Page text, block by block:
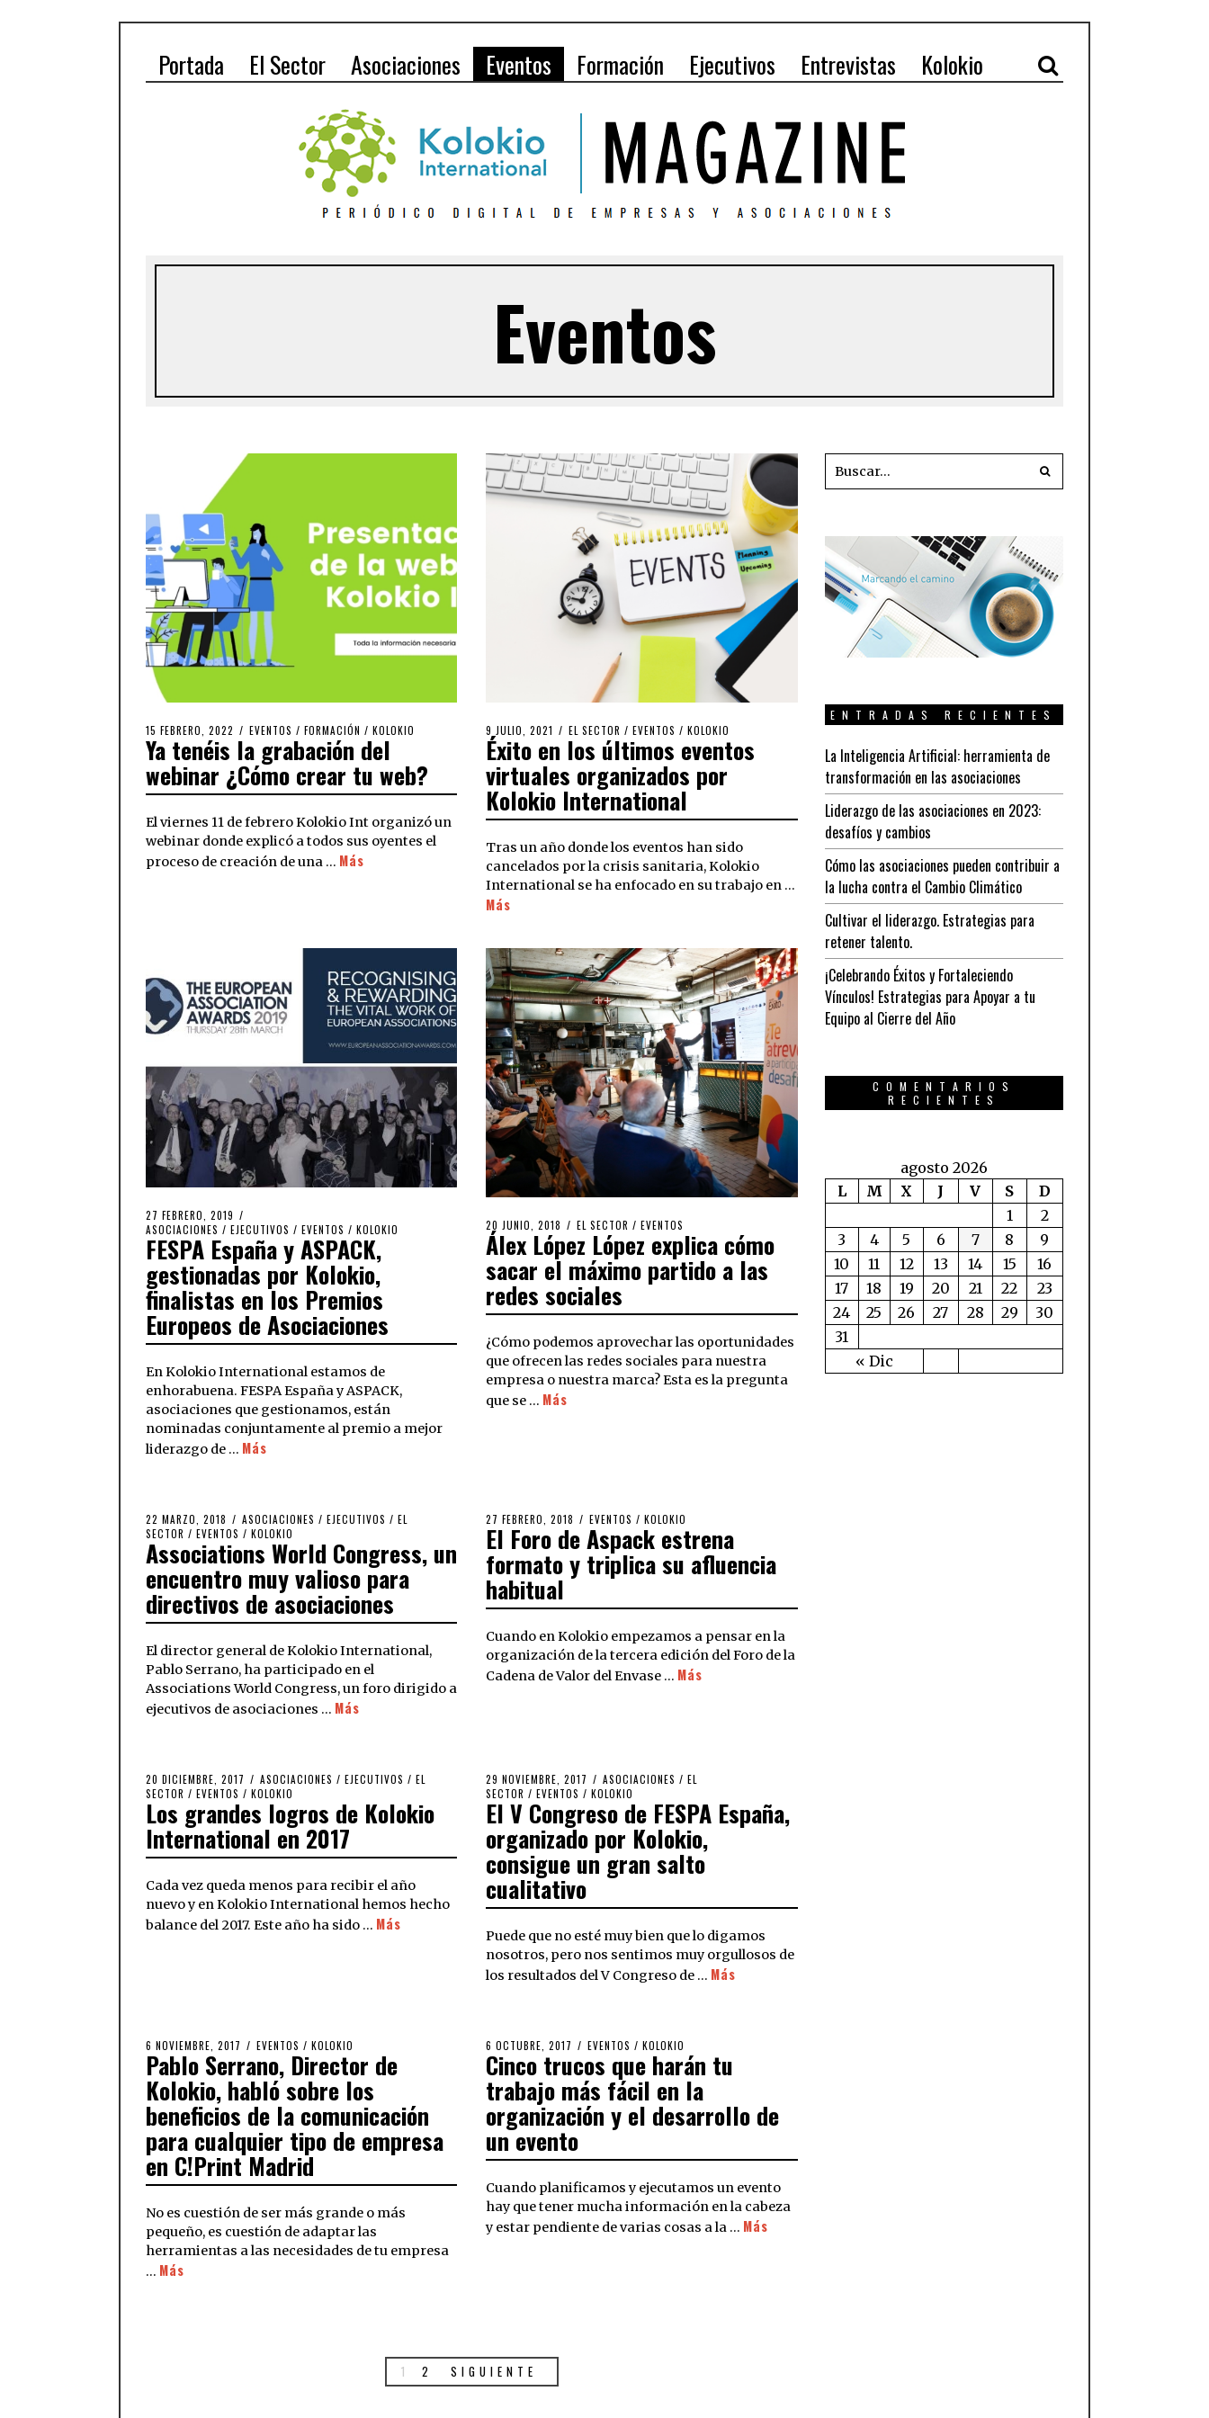
Portada El Sector Asociaciones Eventos Formación Ejecutivos Entrevistas Kolokio
Eventos
15 FEBRERO, 2022 EVENTOS / FORMACIÓN / KOLOKIO
Ya tenéis la grabación del
webinar ¿Cómo crear tu web?
El viernes 11 de febrero Kolokio Int organizó un
webinar donde explicó a todos sus oyentes el
proceso de creación de una … Más
9 JULIO, 2021 EL SECTOR / EVENTOS / KOLOKIO
Éxito en los últimos eventos
virtuales organizados por
Kolokio International
Tras un año donde los eventos han sido
cancelados por la crisis sanitaria, Kolokio
International se ha enfocado en su trabajo en …
Más
27 FEBRERO, 2019
ASOCIACIONES / EJECUTIVOS / EVENTOS / KOLOKIO
FESPA España y ASPACK,
gestionadas por Kolokio,
finalistas en los Premios
Europeos de Asociaciones
En Kolokio International estamos de
enhorabuena. FESPA España y ASPACK,
asociaciones que gestionamos, están
nominadas conjuntamente al premio a mejor
liderazgo de … Más
20 JUNIO, 2018 EL SECTOR / EVENTOS
Álex López López explica cómo
sacar el máximo partido a las
redes sociales
¿Cómo podemos aprovechar las oportunidades
que ofrecen las redes sociales para nuestra
empresa o nuestra marca? Esta es la pregunta
que se … Más
22 MARZO, 2018 ASOCIACIONES / EJECUTIVOS / EL
SECTOR / EVENTOS / KOLOKIO
Associations World Congress, un
encuentro muy valioso para
directivos de asociaciones
El director general de Kolokio International,
Pablo Serrano, ha participado en el
Associations World Congress, un foro dirigido a
ejecutivos de asociaciones … Más
27 FEBRERO, 2018 EVENTOS / KOLOKIO
El Foro de Aspack estrena
formato y triplica su afluencia
habitual
Cuando en Kolokio empezamos a pensar en la
organización de la tercera edición del Foro de la
Cadena de Valor del Envase … Más
20 DICIEMBRE, 2017 ASOCIACIONES / EJECUTIVOS / EL
SECTOR / EVENTOS / KOLOKIO
Los grandes logros de Kolokio
International en 2017
Cada vez queda menos para recibir el año
nuevo y en Kolokio International hemos hecho
balance del 2017. Este año ha sido … Más
29 NOVIEMBRE, 2017 ASOCIACIONES / EL
SECTOR / EVENTOS / KOLOKIO
El V Congreso de FESPA España,
organizado por Kolokio,
consigue un gran salto
cualitativo
Puede que no esté muy bien que lo digamos
nosotros, pero nos sentimos muy orgullosos de
los resultados del V Congreso de … Más
6 NOVIEMBRE, 2017 EVENTOS / KOLOKIO
Pablo Serrano, Director de
Kolokio, habló sobre los
beneficios de la comunicación
para cualquier tipo de empresa
en C!Print Madrid
No es cuestión de ser más grande o más
pequeño, es cuestión de adaptar las
herramientas a las necesidades de tu empresa
… Más
6 OCTUBRE, 2017 EVENTOS / KOLOKIO
Cinco trucos que harán tu
trabajo más fácil en la
organización y el desarrollo de
un evento
Cuando planificamos y ejecutamos un evento
hay que tener mucha información en la cabeza
y estar pendiente de varias cosas a la … Más
1 2 SIGUIENTE
ENTRADAS RECIENTES
La Inteligencia Artificial: herramienta de
transformación en las asociaciones
Liderazgo de las asociaciones en 2023:
desafíos y cambios
Cómo las asociaciones pueden contribuir a
la lucha contra el Cambio Climático
Cultivar el liderazgo. Estrategias para
retener talento.
¡Celebrando Éxitos y Fortaleciendo
Vínculos! Estrategias para Apoyar a tu
Equipo al Cierre del Año
COMENTARIOS
RECIENTES
agosto 2026
L
M X J V S D
« Dic
1
2
3
4 5 6 7 8
9
10
11 12 13 14 15
16
17
18 19 20 21 22
23
24
25 26 27 28 29
30
31